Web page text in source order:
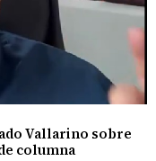
Vallarino sobre
columna